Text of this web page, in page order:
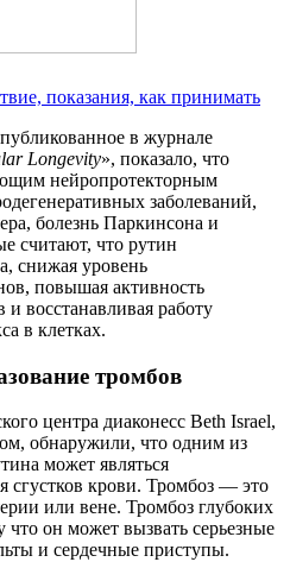
показания, как принимать
в журнале
Longevity», показало, что
нейропротекторным
заболеваний,
болезнь Паркинсона и
считают, что рутин
снижая уровень
повышая активность
восстанавливая работу
в клетках.
тромбов
центра диаконесс Beth Israel,
обнаружили, что одним из
может являться
сгустков крови. Тромбоз — это
или вене. Тромбоз глубоких
что он может вызвать серьезные
и сердечные приступы.